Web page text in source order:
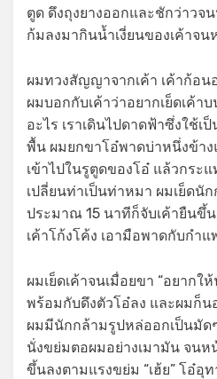
ตูด ดึงถุงยางออกและชักว่าวจ
ก้มลงมากินน้ำเงี่ยนของเค้าจน
ผมทวงสัญญาจากเค้า เค้าก้อน
ผมบอกกับเค้าว่าอยากเย็ดเค้า
อะไร เราเดินไปดาดฟ้าซึ่งใช้
พื้น ผมยกขาโอ๋พาดบ่าหนึ่งข้าง
เข้าไปในรูตูดของโอ๋ แล้วกระแ
เปลี่ยนท่าเป็นท่าหมา ผมเย็ดนั
ประมาณ 15 นาทีก็จับเค้ายืนขึ้
เค้าโก้งโค้ง เอามือพาดกับกำ
ผมเย็ดเค้าจนเมื่อยขา “อยากใ
พร้อมกับดึงตัวโอ๋ลง และผมก็น
ผมมีนักกล้ามรูปหล่ออกเป็นมัด
นั่งขย่มตอผมอย่างเมามัน จนห
ขึ้นลงตามแรงขย่ม “เฮ้ย” โอ๋